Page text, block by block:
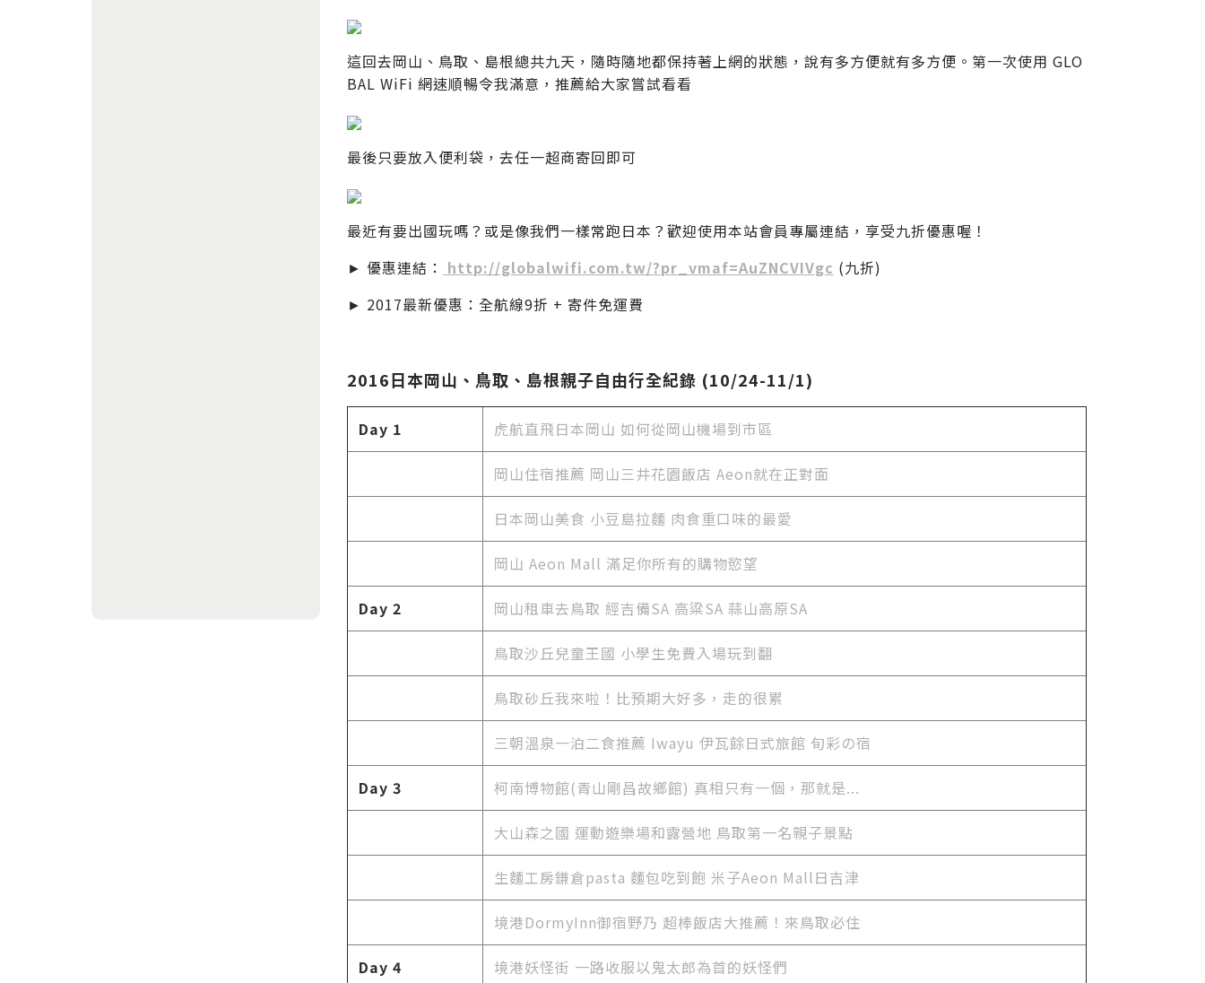
這回去岡山、鳥取、島根總共九天，隨時隨地都保持著上網的狀態，說有多方便就有多方便。第一次使用 GLO
BAL WiFi 網速順暢令我滿意，推薦給大家嘗試看看
最後只要放入便利袋，去任一超商寄回即可
最近有要出國玩嗎？或是像我們一樣常跑日本？歡迎使用本站會員專屬連結，享受九折優惠喔！
► 優惠連結： http://globalwifi.com.tw/?pr_vmaf=AuZNCVIVgc (九折)
► 2017最新優惠：全航線9折 + 寄件免運費
2016日本岡山、鳥取、島根親子自由行全紀錄 (10/24-11/1)
Day 1 虎航直飛日本岡山 如何從岡山機場到市區
岡山住宿推薦 岡山三井花園飯店 Aeon就在正對面
日本岡山美食 小豆島拉麵 肉食重口味的最愛
岡山 Aeon Mall 滿足你所有的購物慾望
Day 2 岡山租車去鳥取 經吉備SA 高粱SA 蒜山高原SA
鳥取沙丘兒童王國 小學生免費入場玩到翻
鳥取砂丘我來啦！比預期大好多，走的很累
三朝溫泉一泊二食推薦 Iwayu 伊瓦餘日式旅館 旬彩の宿
Day 3 柯南博物館(青山剛昌故鄉館) 真相只有一個，那就是...
大山森之國 運動遊樂場和露營地 鳥取第一名親子景點
生麵工房鎌倉pasta 麵包吃到飽 米子Aeon Mall日吉津
境港DormyInn御宿野乃 超棒飯店大推薦！來鳥取必住
Day 4 境港妖怪街 一路收服以鬼太郎為首的妖怪們